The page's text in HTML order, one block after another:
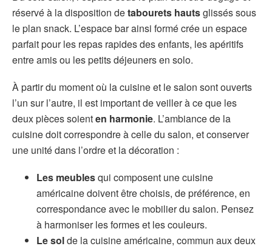
réservé à la disposition detabourets hautsglissés sous
le plan snack. L’espace bar ainsi formé crée un espace
parfait pour les repas rapides des enfants, les apéritifs
entre amis ou les petits déjeuners en solo.
À partir du moment où la cuisine et le salon sont ouverts
l’un sur l’autre, il est important de veiller à ce que les
deux pièces soienten harmonie. L’ambiance de la
cuisine doit correspondre à celle du salon, et conserver
une unité dans l’ordre et la décoration :
Les meublesqui composent une cuisine
américaine doivent être choisis, de préférence, en
correspondance avec le mobilier du salon. Pensez
à harmoniser les formes et les couleurs.
Le solde la cuisine américaine, commun aux deux